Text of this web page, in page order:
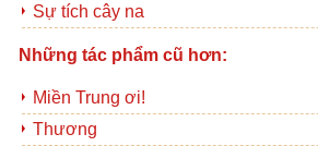
Sự tích cây na
Những tác phẩm cũ hơn:
Miền Trung ơi!
Thương